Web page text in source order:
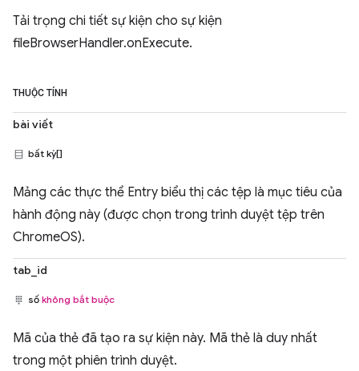
Tải trọng chi tiết sự kiện cho sự kiện
fileBrowserHandler.onExecute.
THUỘC TÍNH
bài viết
bất kỳ[]
Mảng các thực thể Entry biểu thị các tệp là mục tiêu của
hành động này (được chọn trong trình duyệt tệp trên
ChromeOS).
tab_id
số không bắt buộc
Mã của thẻ đã tạo ra sự kiện này. Mã thẻ là duy nhất
trong một phiên trình duyệt.